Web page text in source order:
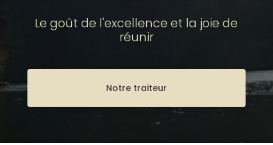
Le goût de l'excellence et la joie de
réunir
Notre traiteur